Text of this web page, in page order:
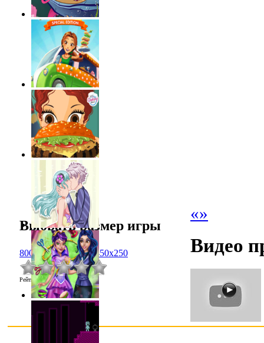
«»
Выбрать размер игры
800x600 1024x768 450x250
Рейтинг :0.0/0
Видео